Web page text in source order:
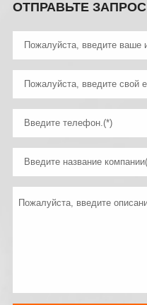
ОТПРАВЬТЕ ЗАПРОС